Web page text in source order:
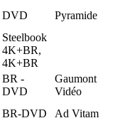
DVD Pyramide
Steelbook
4K+BR,
4K+BR
BR -
DVD
Gaumont
Vidéo
BR-DVD Ad Vitam